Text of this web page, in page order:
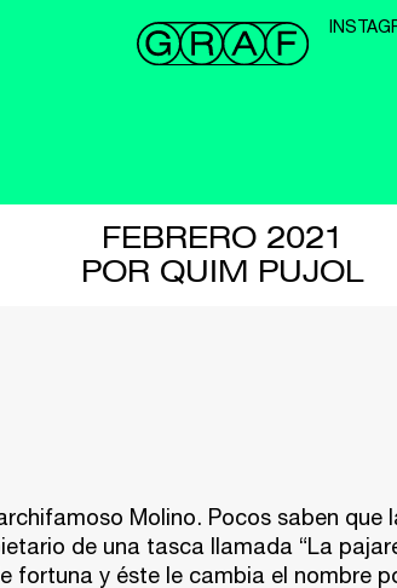
FEBRERO 2021
POR QUIM PUJOL
Molino. Pocos saben que
de una tasca llamada “La
fortuna y éste le cambia el nombre